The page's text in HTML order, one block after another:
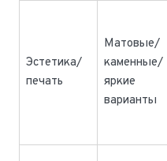
Эстетика/
печать
Матовые/
каменные/
яркие
варианты